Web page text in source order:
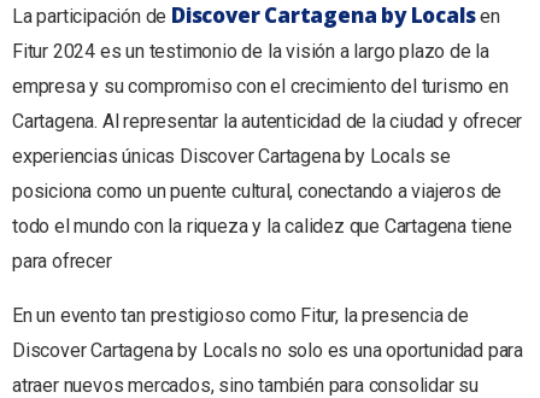
La participación de Discover Cartagena by Locals en
Fitur 2024 es un testimonio de la visión a largo plazo de la
empresa y su compromiso con el crecimiento del turismo en
Cartagena. Al representar la autenticidad de la ciudad y ofrecer
experiencias únicas Discover Cartagena by Locals se
posiciona como un puente cultural, conectando a viajeros de
todo el mundo con la riqueza y la calidez que Cartagena tiene
para ofrecer
En un evento tan prestigioso como Fitur, la presencia de
Discover Cartagena by Locals no solo es una oportunidad para
atraer nuevos mercados, sino también para consolidar su